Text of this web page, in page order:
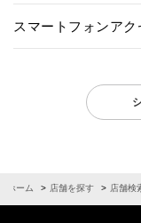
スマートフォンア
ホーム 店舗を探す 店舗検